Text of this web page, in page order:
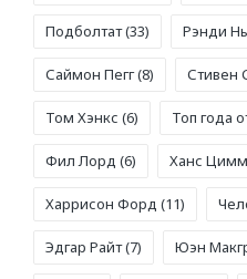
Подболтат(33) Рэнди
Саймон Пегг(8) Стивен
Том Хэнкс (6) Топ года
Фил Лорд (6) Ханс
Харрисон Форд (11)
Эдгар Райт(7) Юэн